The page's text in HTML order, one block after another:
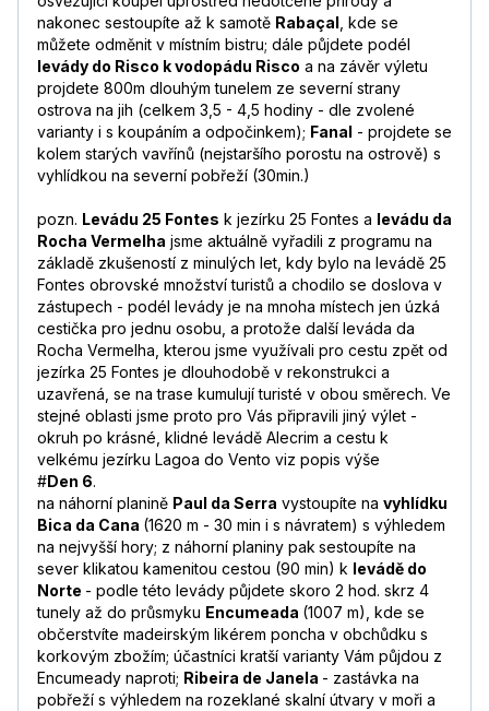
nakonec sestoupíte až k samotě Rabaçal , kde se
můžete odměnit v místním bistru; dále půjdete podél
levády do Risco k vodopádu Risco a na závěr výletu
projdete 800m dlouhým tunelem ze severní strany
ostrova na jih (celkem 3,5 - 4,5 hodiny - dle zvolené
varianty i s koupáním a odpočinkem); Fanal - projdete se
kolem starých vavřínů (nejstaršího porostu na ostrově) s
vyhlídkou na severní pobřeží (30min.)
pozn. Levádu 25 Fontes k jezírku 25 Fontes a levádu da
Rocha Vermelha jsme aktuálně vyřadili z programu na
základě zkušeností z minulých let, kdy bylo na levádě 25
Fontes obrovské množství turistů a chodilo se doslova v
zástupech - podél levády je na mnoha místech jen úzká
cestička pro jednu osobu, a protože další leváda da
Rocha Vermelha, kterou jsme využívali pro cestu zpět od
jezírka 25 Fontes je dlouhodobě v rekonstrukci a
uzavřená, se na trase kumulují turisté v obou směrech. Ve
stejné oblasti jsme proto pro Vás připravili jiný výlet -
okruh po krásné, klidné levádě Alecrim a cestu k
velkému jezírku Lagoa do Vento viz popis výše
#Den 6.
na náhorní planině Paul da Serra vystoupíte na vyhlídku
Bica da Cana (1620 m - 30 min i s návratem) s výhledem
na nejvyšší hory; z náhorní planiny pak sestoupíte na
sever klikatou kamenitou cestou (90 min) k levádě do
Norte - podle této levády půjdete skoro 2 hod. skrz 4
tunely až do průsmyku Encumeada (1007 m), kde se
občerstvíte madeirským likérem poncha v obchůdku s
korkovým zbožím; účastníci kratší varianty Vám půjdou z
Encumeady naproti; Ribeira de Janela - zastávka na
pobřeží s výhledem na rozeklané skalní útvary v moři a